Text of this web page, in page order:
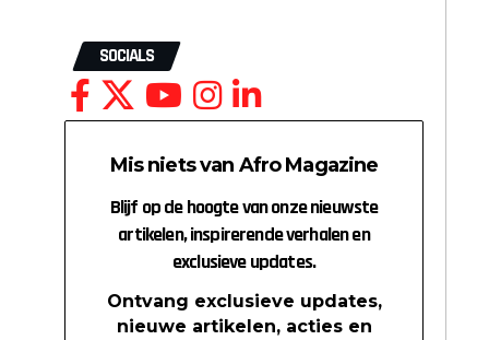
SOCIALS
Mis niets van Afro Magazine
Blijf op de hoogte van onze nieuwste
artikelen, inspirerende verhalen en
exclusieve updates.
Ontvang exclusieve updates,
nieuwe artikelen, acties en